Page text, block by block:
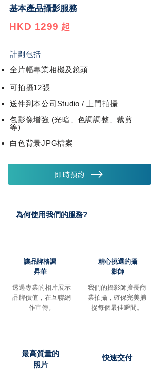
基本產品攝影服務
HKD 1299 起
計劃包括
全片幅專業相機及鏡頭
可拍攝12張
送件到本公司Studio / 上門拍攝
包影像增強 (光暗、色調調整、裁剪
等)
白色背景JPG檔案
即時預約
為何使用我們的服務?
讓品牌格調
昇華
透過專業的相片展示
品牌價值，在互聯網
作宣傳。
最高質量的
照片
精心挑選的攝
影師
我們的攝影師擅長商
業拍攝，確保完美捕
捉每個最佳瞬間。
快速交付